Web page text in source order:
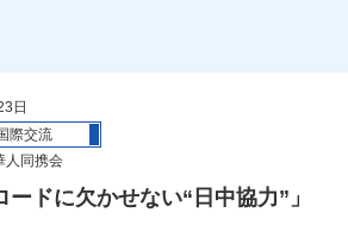
日
際交流
同携会
ードに欠かせない“日中協力”」